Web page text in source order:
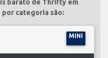
barato de Thrifty em
categoria são:
MINI